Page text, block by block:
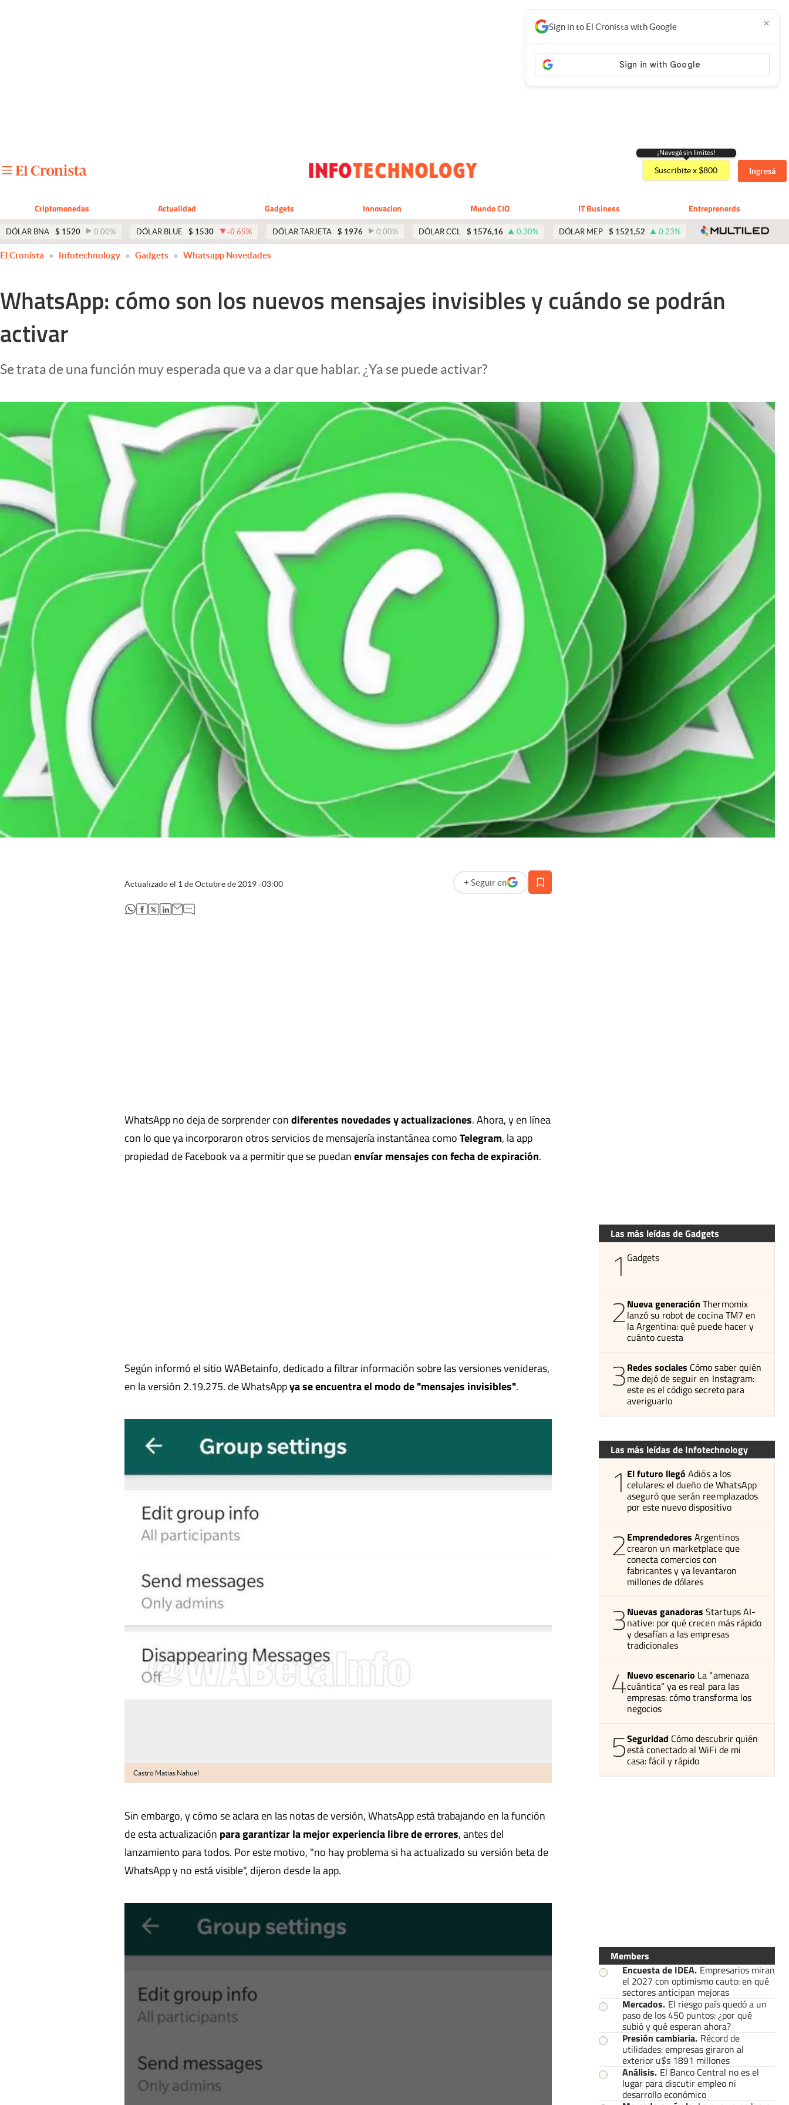
Apertura
Clase
Mundial 2026
Mediakit
abre en nueva pestaña
¡Navegá sin limites!
Suscribite x $800 Ingresá
Criptomonedas Actualidad Gadgets Innovacion Mundo CIO IT Business Entreprenerds
DÓLAR BNA $ 1520 0.00% DÓLAR BLUE $ 1530 -0.65% DÓLAR TARJETA $ 1976 0.00% DÓLAR CCL $ 1576,16 0.30% DÓLAR MEP $ 1521,52 0.23%
Sign in to El Cronista with Google ×
El Cronista Infotechnology Gadgets Whatsapp Novedades
WhatsApp: cómo son los nuevos mensajes invisibles y cuándo se podrán
activar
Se trata de una función muy esperada que va a dar que hablar. ¿Ya se puede activar?
Actualizado el 1 de Octubre de 2019 03:00 + Seguir en
abre en nueva pestaña
abre en nueva pestaña
abre en nueva pestaña
abre en nueva pestaña
abre en nueva pestaña
WhatsApp no deja de sorprender condiferentes novedades y actualizaciones. Ahora, y en línea
con lo que ya incorporaron otros servicios de mensajería instantánea comoTelegram, la app
propiedad de Facebook va a permitir que se puedanenvíar mensajes con fecha de expiración.
Según informó el sitio WABetainfo, dedicado a filtrar información sobre las versiones venideras,
en la versión 2.19.275. de WhatsAppya se encuentra el modo de "mensajes invisibles".
Castro Matias Nahuel
Sin embargo, y cómo se aclara en las notas de versión, WhatsApp está trabajando en la función
de esta actualización para garantizar la mejor experiencia libre de errores, antes del
lanzamiento para todos. Por este motivo, "no hay problema si ha actualizado su versión beta de
WhatsApp y no está visible", dijeron desde la app.
Las más leídas de Gadgets
1 Gadgets
2Nueva generación Thermomix
lanzó su robot de cocina TM7 en
la Argentina: qué puede hacer y
cuánto cuesta
3Redes sociales Cómo saber quién
me dejó de seguir en Instagram:
este es el código secreto para
averiguarlo
Las más leídas de Infotechnology
1 El futuro llegó Adiós a los
celulares: el dueño de WhatsApp
aseguró que serán reemplazados
por este nuevo dispositivo
2Emprendedores Argentinos
crearon un marketplace que
conecta comercios con
fabricantes y ya levantaron
millones de dólares
3Nuevas ganadoras Startups AI-
native: por qué crecen más rápido
y desafían a las empresas
tradicionales
4Nuevo escenario La “amenaza
cuántica” ya es real para las
empresas: cómo transforma los
negocios
5Seguridad Cómo descubrir quién
está conectado al WiFi de mi
casa: fácil y rápido
Members
Encuesta de IDEA. Empresarios miran
el 2027 con optimismo cauto: en qué
sectores anticipan mejoras
Mercados. El riesgo país quedó a un
paso de los 450 puntos: ¿por qué
subió y qué esperan ahora?
Presión cambiaria. Récord de
utilidades: empresas giraron al
exterior u$s 1891 millones
Análisis. El Banco Central no es el
lugar para discutir empleo ni
desarrollo económico